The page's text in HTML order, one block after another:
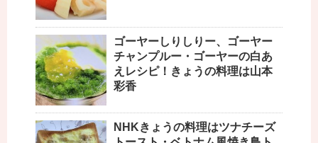
ゴーヤーしりしりー、ゴーヤー
チャンプルー・ゴーヤーの白あ
えレシピ！きょうの料理は山本
彩香
NHKきょうの料理はツナチーズ